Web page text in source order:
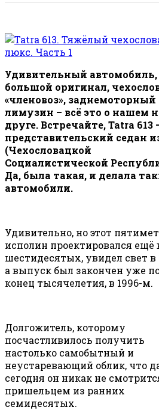
Удивительный автомобиль,
большой оригинал,
«членовоз», заднемоторный
лимузин – всё это о нашем
друге. Встречайте, Tatra 613
представительский седан
(Чехословацкой
Социалистической
Да, была такая, и делала
автомобили.
Удивительно, но этот
исполин проектировался ещё
шестидесятых, увидел свет в
а выпуск был закончен уже
конец тысячелетия, в 1996-м.
Долгожитель, которому
посчастливилось получить
настолько самобытный и
неустаревающий облик, что
сегодня он никак не
пришельцем из ранних
семидесятых.